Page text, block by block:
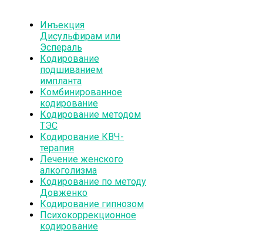
Инъекция
Дисульфирам или
Эспераль
Кодирование
подшиванием
импланта
Комбинированное
кодирование
Кодирование методом
ТЭС
Кодирование КВЧ-
терапия
Лечение женского
алкоголизма
Кодирование по методу
Довженко
Кодирование гипнозом
Психокоррекционное
кодирование